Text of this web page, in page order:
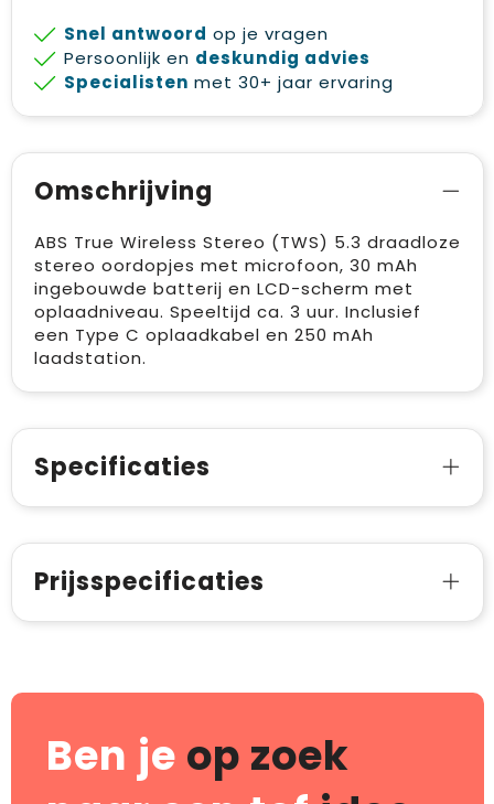
Snel antwoord op je vragen
Persoonlijk en deskundig advies
Specialisten met 30+ jaar ervaring
Omschrijving
ABS True Wireless Stereo (TWS) 5.3 draadloze
stereo oordopjes met microfoon, 30 mAh
ingebouwde batterij en LCD-scherm met
oplaadniveau. Speeltijd ca. 3 uur. Inclusief
een Type C oplaadkabel en 250 mAh
laadstation.
Specificaties
Prijsspecificaties
Ben je op zoek